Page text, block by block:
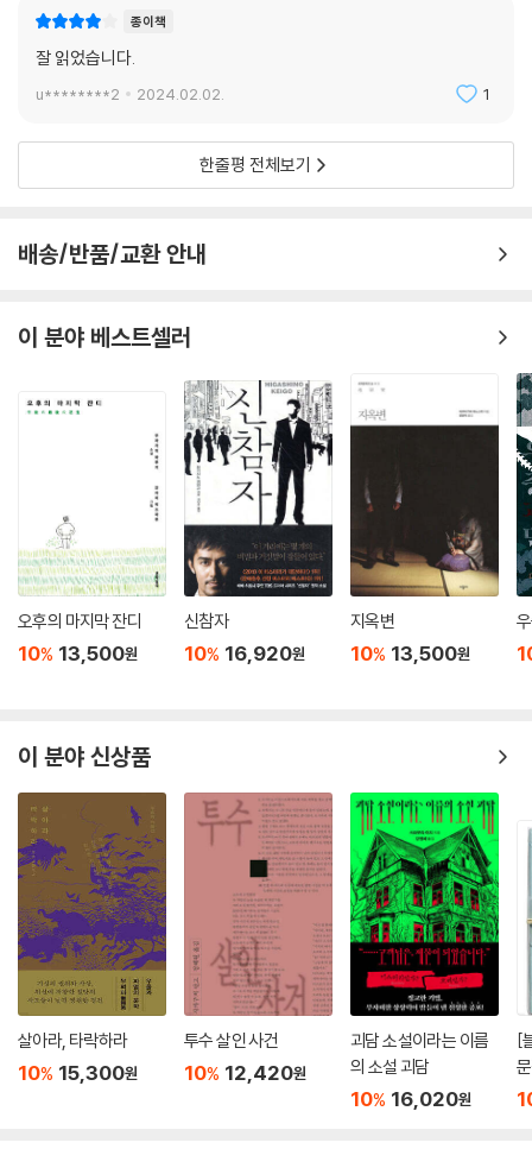
일거에 허물 수 있게 해준 위대한 파괴라는 것이다. 그런 점에서 전후 일본
직시하여 구원에 이를 수 있는 새로운 출발점을 모색할 수 있음을 주장한
〈백치〉는 육체적 쾌락에 빠진 한 백치 여자와 궁핍한 현실 속에서 허덕이던
주인공 이자와가 우연히 함께 살게 되며 일어난 일을 그린다. 앞날을 계획
잃고 기본적인 욕구만 남은 이자와의 모습이 흡사 피난길에서도 졸리다고
자버리는 백치를 점점 닮아가는 듯 보인다.
종이책
잘 읽었습니다.
u********2 2024.02.02. 1
한줄평 전체보기
배송/반품/교환 안내
이 분야 베스트셀러
오후의 마지막 잔디
10% 13,500원
신참자
10% 16,920원
지옥변
10% 13,500원
이 분야 신상품
살아라, 타락하라
10% 15,300원
투수 살인 사건
10% 12,420원
괴담 소설이라는 이름
의 소설 괴담
10% 16,020원
[